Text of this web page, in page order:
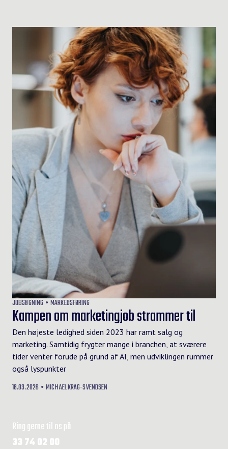
JOBSØGNING MARKEDSFØRING
Kampen om marketingjob strammer til
Den højeste ledighed siden 2023 har ramt salg og
marketing. Samtidig frygter mange i branchen, at sværere
tider venter forude på grund af AI, men udviklingen rummer
også lyspunkter
18.03.2026 MICHAEL KRAG-SVENDSEN
Ring gerne til os på
33 74 02 00